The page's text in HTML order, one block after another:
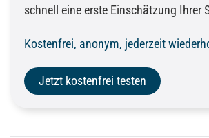
schnell eine erste Einschätzung Ihrer
Kostenfrei, anonym, jederzeit
Jetzt kostenfrei testen